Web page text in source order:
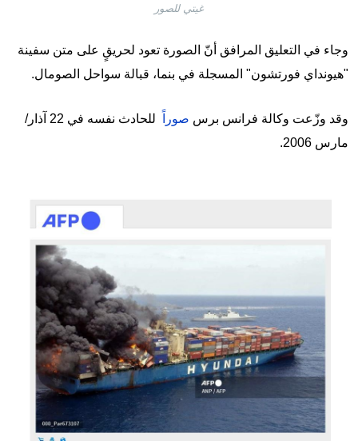
غيتي للصور
وجاء في التعليق المرافق أنّ الصورة تعود لحريقٍ على متن سفينة
"هيونداي فورتشون" المسجلة في بنما، قبالة سواحل الصومال.
وقد وزّعت وكالة فرانس برس صوراً
للحادث نفسه في 22 آذار/
مارس 2006.